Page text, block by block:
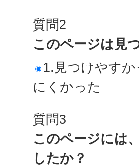
質問2
このページは見
1.見つけやすか
にくかった
質問3
このページには
したか？